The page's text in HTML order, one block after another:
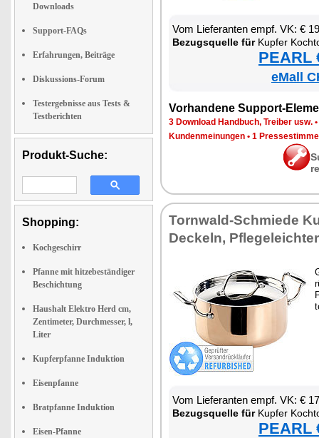
Downloads
Support-FAQs
Erfahrungen, Beiträge
Diskussions-Forum
Testergebnisse aus Tests &
Testberichten
Produkt-Suche:
Shopping:
Kochgeschirr
Pfanne mit hitzebeständiger
Beschichtung
Haushalt Elektro Herd cm,
Zentimeter, Durchmesser, l,
Liter
Kupferpfanne Induktion
Eisenpfanne
Bratpfanne Induktion
Eisen-Pfanne
Vom Lie­fe­ran­ten empf. VK: €
Be­zugs­quel­le fürKup­fer
PEARL
eMall
Vor­han­de­ne Sup­port-
3 Down­load Hand­buch, Trei­ber usw. •
Kun­den­mei­nun­gen • 1
Torn­wald-Schmie­de
De­ckeln,
Vom Lie­fe­ran­ten empf. VK: €
Be­zugs­quel­le fürKup­fer
PEARL